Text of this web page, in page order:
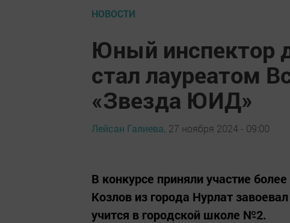
НОВОСТИ
Юный инспектор
стал лауреатом
«Звезда ЮИД»
Лейсан Галиева, 27 ноября 2024 - 09:00
В конкурсе приняли участие
Козлов из города Нурлат
учится в городской школе №2.